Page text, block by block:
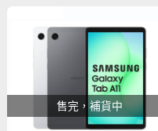
售完，補貨中